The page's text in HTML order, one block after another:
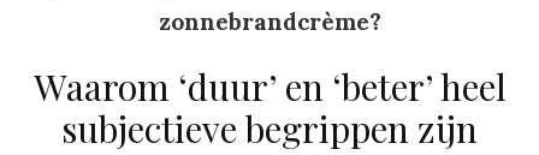
zonnebrandcrème?
Waarom ‘duur’ en ‘beter’ heel
subjectieve begrippen zijn